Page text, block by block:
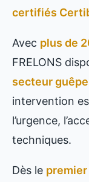
certifiés
Avec plus de
FRELONS
secteur
intervention
l’urgence,
techniques.
Dès le